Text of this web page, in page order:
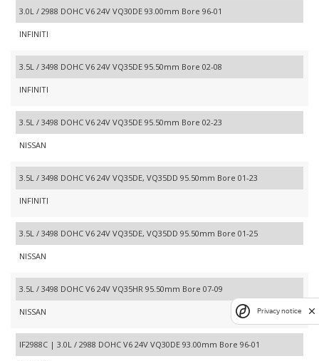
3.0L / 2988 DOHC V6 24V VQ30DE 93.00mm Bore 96-01
INFINITI
3.5L / 3498 DOHC V6 24V VQ35DE 95.50mm Bore 02-08
INFINITI
3.5L / 3498 DOHC V6 24V VQ35DE 95.50mm Bore 02-23
NISSAN
3.5L / 3498 DOHC V6 24V VQ35DE, VQ35DD 95.50mm Bore 01-23
INFINITI
3.5L / 3498 DOHC V6 24V VQ35DE, VQ35DD 95.50mm Bore 01-25
NISSAN
3.5L / 3498 DOHC V6 24V VQ35HR 95.50mm Bore 07-09
NISSAN
IF2988C | 3.0L / 2988 DOHC V6 24V VQ30DE 93.00mm Bore 96-01
Privacy notice